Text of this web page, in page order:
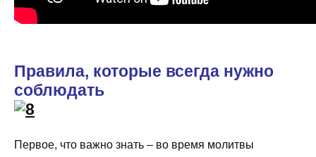
Правила, которые всегда нужно
соблюдать
Первое, что важно знать – во время молитвы